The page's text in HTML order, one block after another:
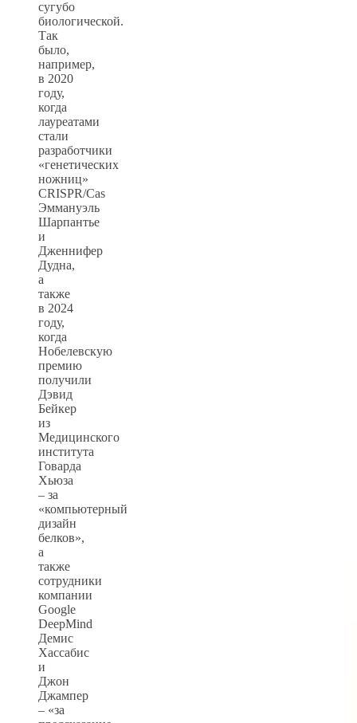
сугубо
биологической.
Так
было,
например,
в 2020
году,
когда
лауреатами
стали
разработчики
«генетических
ножниц»
CRISPR/Cas
Эммануэль
Шарпантье
и
Дженнифер
Дудна,
а
также
в 2024
году,
когда
Нобелевскую
премию
получили
Дэвид
Бейкер
из
Медицинского
института
Говарда
Хьюза
– за
«компьютерный
дизайн
белков»,
а
также
сотрудники
компании
Google
DeepMind
Демис
Хассабис
и
Джон
Джампер
– «за